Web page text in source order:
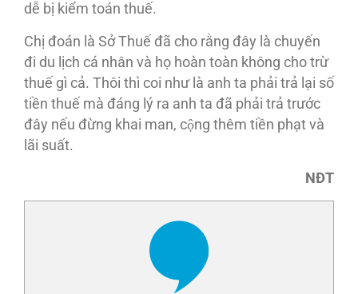
dễ bị kiểm toán thuế.
Chị đoán là Sở Thuế đã cho rằng đây là chuyến
đi du lịch cá nhân và họ hoàn toàn không cho trừ
thuế gì cả. Thôi thì coi như là anh ta phải trả lại số
tiền thuế mà đáng lý ra anh ta đã phải trả trước
đây nếu đừng khai man, cộng thêm tiền phạt và
lãi suất.
NĐT